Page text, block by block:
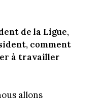
de la Ligue,
comment
à travailler
allons